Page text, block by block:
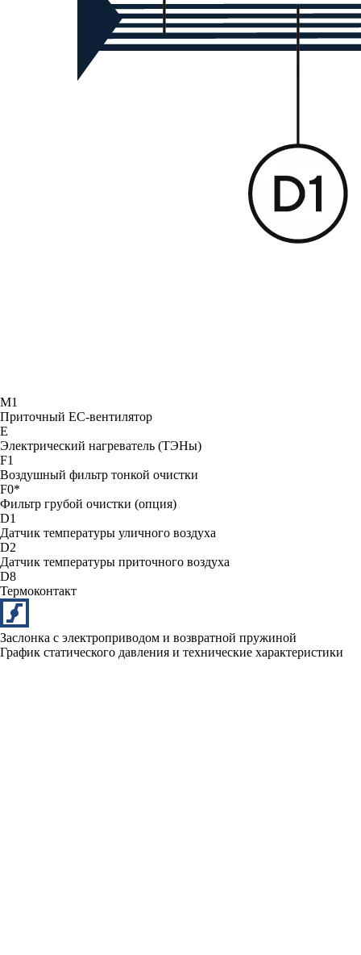
М1
Приточный ЕС-вентилятор
Е
Электрический нагреватель (ТЭНы)
F1
Воздушный фильтр тонкой очистки
F0*
Фильтр грубой очистки (опция)
D1
Датчик температуры уличного воздуха
D2
Датчик температуры приточного воздуха
D8
Термоконтакт
Заслонка с электроприводом и возвратной пружиной
График статического давления и технические характеристики